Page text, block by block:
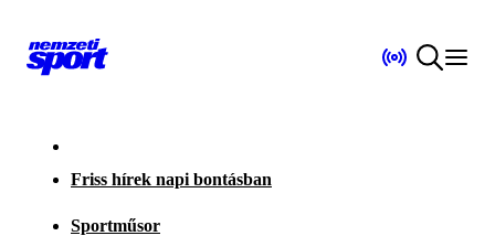
Friss hírek napi bontásban
Sportműsor